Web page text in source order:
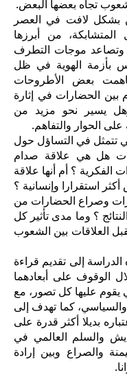
تجاه بعضها البعض.
بشكل لافت في العصر
من أبرزها
وتصاعد موجات التطرف
بأزمة الهوية في ظل
ساهمت بعض الأطروحات
بين الحضارات في إثارة
يسير نحو مزيد من
على الحوار والتفاهم.
تتمثل في التساؤل حول
هل هي علاقة صدام
؟ أم أنها علاقة
استقرارا وإنسانية ؟
وصراع الحضارات من
؟ وما مدى تأثير كل
العلاقات بين الشعوب
إلى تقديم قراءة
الوقوف على أبعادهما
يقوم عليها كل تصور، مع
والسياسي، كما تهدف إلى
بديلا أكثر قدرة على
والسلم العالمي في
والصراع وبين إرادة